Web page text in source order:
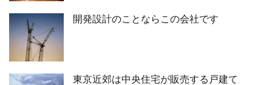
開発設計のことならこの会社です
東京近郊は中央住宅が販売する戸建て